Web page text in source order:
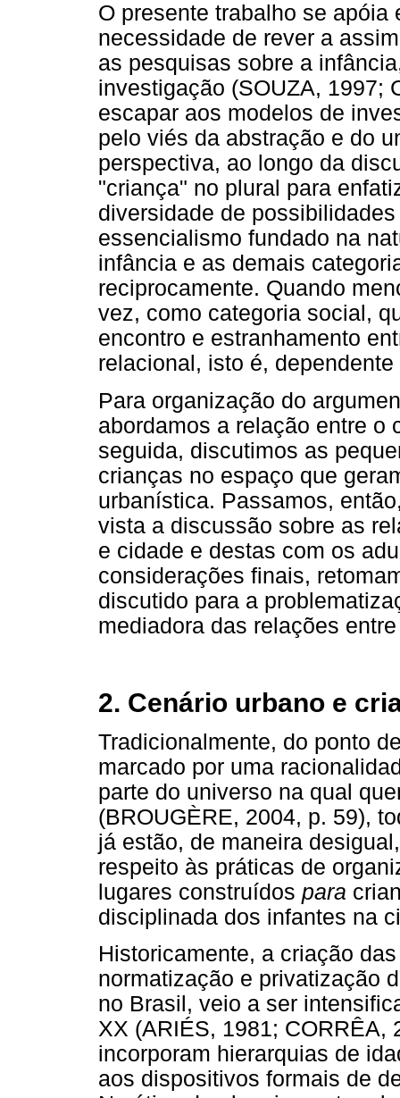
O presente trabalho se
necessidade de rever a
as pesquisas sobre a
investigação (SOUZA, 1997;
escapar aos modelos de
pelo viés da abstração e do
perspectiva, ao longo da
"criança" no plural para
diversidade de
essencialismo fundado na
infância e as demais
reciprocamente. Quando
vez, como categoria social,
encontro e estranhamento
relacional, isto é,
Para organização do
abordamos a relação entre o
seguida, discutimos as
crianças no espaço que
urbanística. Passamos,
vista a discussão sobre as
e cidade e destas com os
considerações finais,
discutido para a
mediadora das relações
2. Cenário urbano e
Tradicionalmente, do ponto
marcado por uma
parte do universo na qual
(BROUGÈRE, 2004, p. 59),
já estão, de maneira
respeito às práticas de
lugares construídos para
disciplinada dos infantes na
Historicamente, a criação
normatização e privatização
no Brasil, veio a ser
XX (ARIÉS, 1981; CORRÊA,
incorporam hierarquias de
aos dispositivos formais de